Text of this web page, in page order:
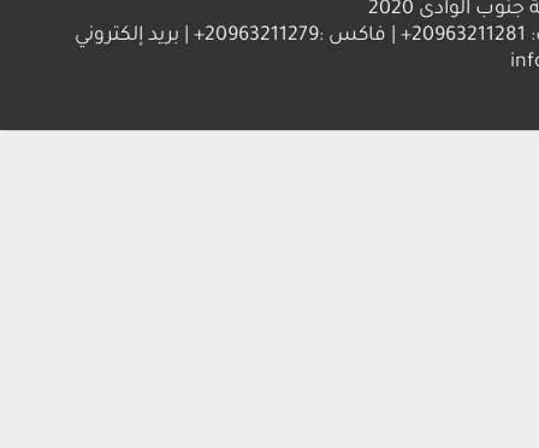
2020
العنوان : جامعة جنوب الوادي 83523 قنا - جمهورية مصر العربية | ت: 20963211281+ | فاكس :20963211279+ | بريد إلكتروني